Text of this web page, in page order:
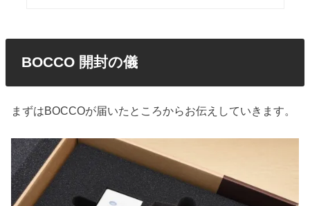
BOCCO 開封の儀
まずはBOCCOが届いたところからお伝えしていきます。